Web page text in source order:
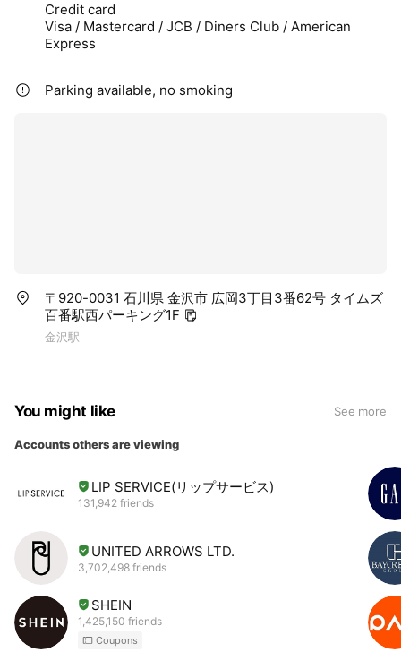
Credit card
Visa / Mastercard / JCB / Diners Club / American
Express
Parking available, no smoking
〒920-0031 石川県 金沢市 広岡3丁目3番62号 タイムズ
百番駅西パーキング1F
金沢駅
You might like See more
Accounts others are viewing
LIP SERVICE(リップサービス)
131,942 friends
UNITED ARROWS LTD.
3,702,498 friends
SHEIN
1,425,150 friends
Coupons